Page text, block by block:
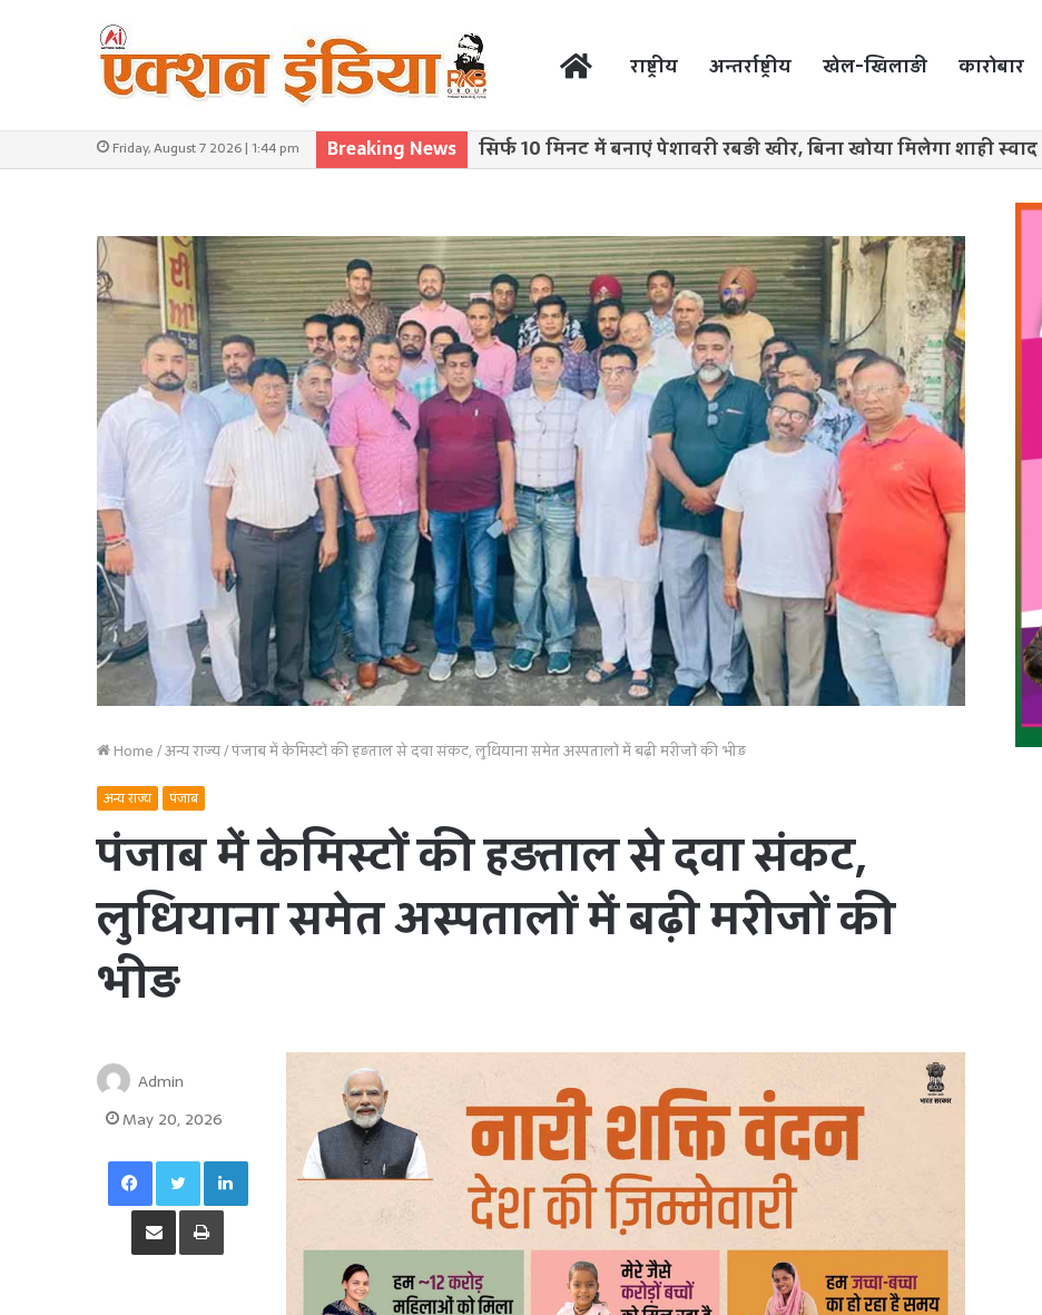
राष्ट्रीय अन्तर्राष्ट्रीय खेल-खिलाड़ी कारोबार
Friday, August 7 2026 | 1:44 pm Breaking News सिर्फ 10 मिनट में बनाएं पेशावरी रबड़ी खीर, बिना खोया मिलेगा शाही स्वाद
Home/अन्य राज्य/पंजाब में केमिस्टों की हड़ताल से दवा संकट, लुधियाना समेत अस्पतालों में बढ़ी मरीजों की भीड़
अन्य राज्य पंजाब
पंजाब में केमिस्टों की हड़ताल से दवा संकट,
लुधियाना समेत अस्पतालों में बढ़ी मरीजों की
भीड़
Admin
May 20, 2026
Facebook Twitter LinkedIn
Share via Email Print